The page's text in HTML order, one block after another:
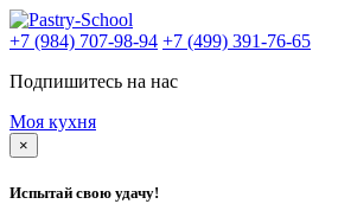
+7 (984) 707-98-94 +7 (499) 391-76-65
Подпишитесь на нас
Моя кухня
×
Испытай свою удачу!